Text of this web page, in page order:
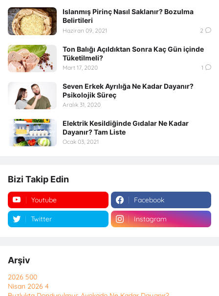
Islanmış Pirinç Nasıl Saklanır? Bozulma
Belirtileri
Haziran 09, 2021 2
Ton Balığı Açıldıktan Sonra Kaç Gün içinde
Tüketilmeli?
Mart 17, 2020 1
Seven Erkek Ayrılığa Ne Kadar Dayanır?
Psikolojik Süreç
Aralık 31, 2020
Elektrik Kesildiğinde Gıdalar Ne Kadar
Dayanır? Tam Liste
Ocak 03, 2021
Bizi Takip Edin
Youtube Facebook
Twitter Instagram
Arşiv
2026 500
Nisan 2026 4